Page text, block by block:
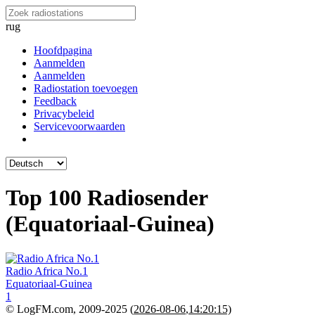
rug
Hoofdpagina
Aanmelden
Aanmelden
Radiostation toevoegen
Feedback
Privacybeleid
Servicevoorwaarden
Top 100 Radiosender
(Equatoriaal-Guinea)
Radio Africa No.1
Equatoriaal-Guinea
1
© LogFM.com, 2009-2025 (2026-08-06,14:20:15)